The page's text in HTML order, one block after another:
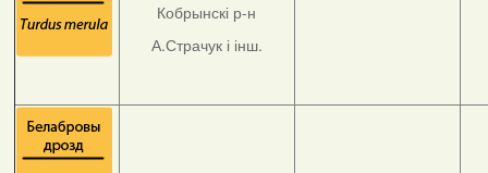
Кобрынскі р-н
А.Страчук і інш.